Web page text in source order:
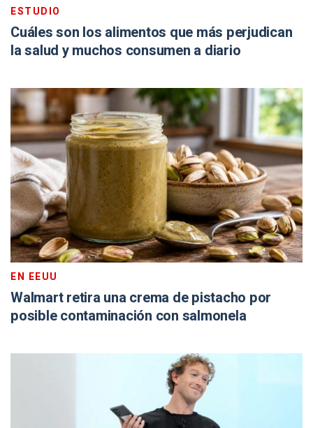
ESTUDIO
Cuáles son los alimentos que más perjudican
la salud y muchos consumen a diario
EN EEUU
Walmart retira una crema de pistacho por
posible contaminación con salmonela